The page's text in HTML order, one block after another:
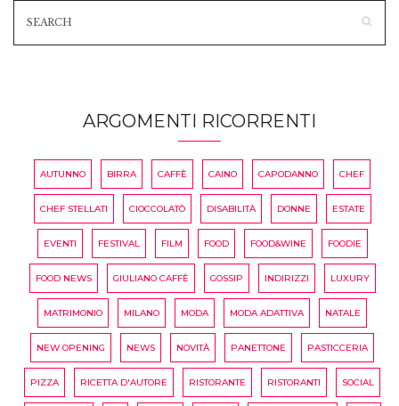
ARGOMENTI RICORRENTI
AUTUNNO BIRRA CAFFÈ CAINO CAPODANNO CHEF
CHEF STELLATI CIOCCOLATÒ DISABILITÀ DONNE ESTATE
EVENTI FESTIVAL FILM FOOD FOOD&WINE FOODIE
FOOD NEWS GIULIANO CAFFÈ GOSSIP INDIRIZZI LUXURY
MATRIMONIO MILANO MODA MODA ADATTIVA NATALE
NEW OPENING NEWS NOVITÀ PANETTONE PASTICCERIA
PIZZA RICETTA D'AUTORE RISTORANTE RISTORANTI SOCIAL